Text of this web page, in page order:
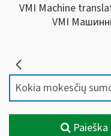
VMI Machine
VMI
Paieška